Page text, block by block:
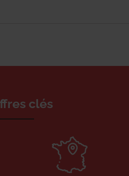
clés